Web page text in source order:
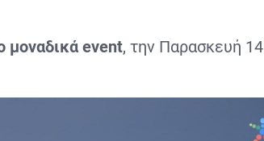
μοναδικά event, την Παρασκευή 14